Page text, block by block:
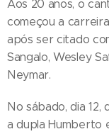
Aos 20 anos, o
começou a
após ser citado
Sangalo, Wesley
Neymar.
No sábado, dia
a dupla Humberto